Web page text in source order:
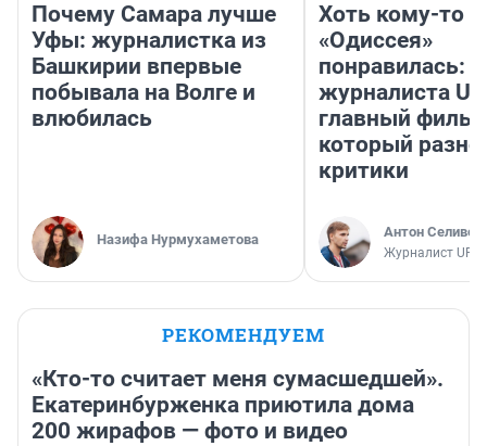
Почему Самара лучше
Уфы: журналистка из
Башкирии впервые
побывала на Волге и
влюбилась
Назифа Нурмухаметова
Хоть кому-то
«Одиссея»
понравилась:
журналиста
главный
который
критики
Антон
Журналист
РЕКОМЕНДУЕМ
«Кто-то считает меня сумасшедшей».
Екатеринбурженка приютила дома
200 жирафов — фото и видео